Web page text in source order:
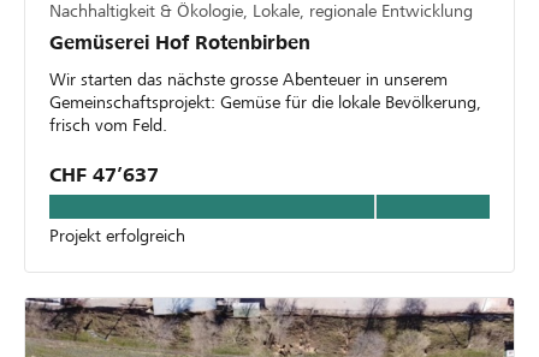
Nachhaltigkeit & Ökologie, Lokale, regionale Entwicklung
Gemüserei Hof Rotenbirben
Wir starten das nächste grosse Abenteuer in unserem
Gemeinschaftsprojekt: Gemüse für die lokale Bevölkerung,
frisch vom Feld.
CHF 47’637
Projekt erfolgreich